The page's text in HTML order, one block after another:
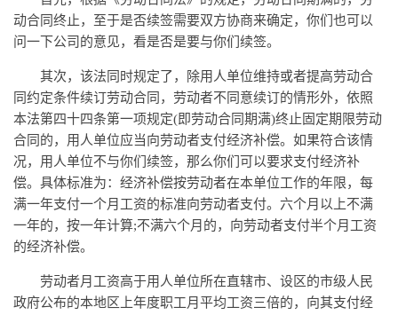
动合同终止，至于是否续签需要双方协商来确定，你们也可以
问一下公司的意见，看是否是要与你们续签。
其次，该法同时规定了，除用人单位维持或者提高劳动合
同约定条件续订劳动合同，劳动者不同意续订的情形外，依照
本法第四十四条第一项规定(即劳动合同期满)终止固定期限劳动
合同的，用人单位应当向劳动者支付经济补偿。如果符合该情
况，用人单位不与你们续签，那么你们可以要求支付经济补
偿。具体标准为：经济补偿按劳动者在本单位工作的年限，每
满一年支付一个月工资的标准向劳动者支付。六个月以上不满
一年的，按一年计算;不满六个月的，向劳动者支付半个月工资
的经济补偿。
劳动者月工资高于用人单位所在直辖市、设区的市级人民
政府公布的本地区上年度职工月平均工资三倍的，向其支付经